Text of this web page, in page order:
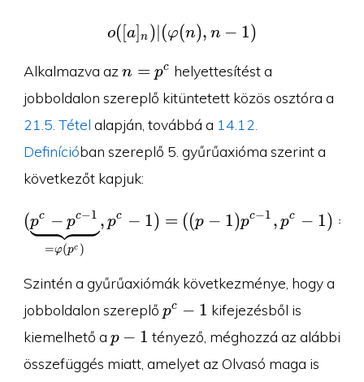
o([a]_n)|(\varphi(n), n-
o([a] n )∣(φ(n), n − 1)
Alkalmazva az n=p^c
n = pc helyettesítést a
jobboldalon szereplő kitüntetett közös osztóra a
21.5. Tétel alapján, továbbá a 14.12.
Definícióban szereplő 5. gyűrűaxióma szerint a
következőt kapjuk:
(\underbrace{p^c-
(
=φ(pc )
pc − pc−1 , pc − 1) = ((p − 1)pc−1 , pc − 1) =
Szintén a gyűrűaxiómák következménye, hogy a
jobboldalon szereplő p^c-
1
pc − 1 kifejezésből is
kiemelhető a p-
p − 1 tényező, méghozzá az alábbi
összefüggés miatt, amelyet az Olvasó maga is